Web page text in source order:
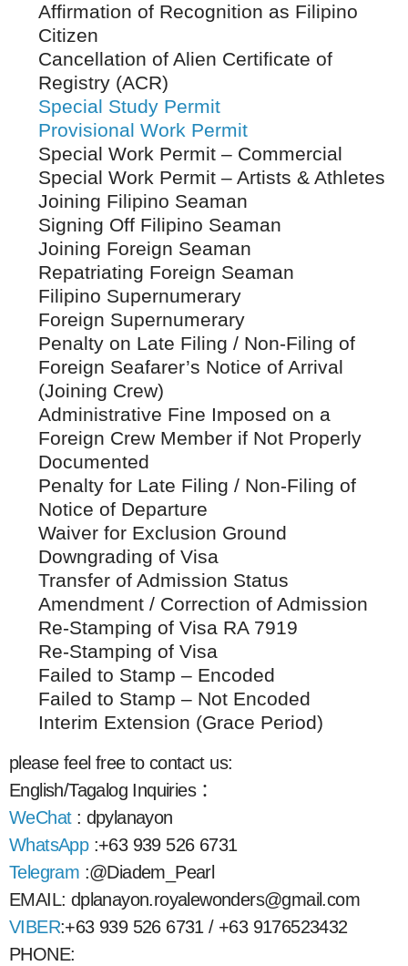
Affirmation of Recognition as Filipino
Citizen
Cancellation of Alien Certificate of
Registry (ACR)
Special Study Permit
Provisional Work Permit
Special Work Permit – Commercial
Special Work Permit – Artists & Athletes
Joining Filipino Seaman
Signing Off Filipino Seaman
Joining Foreign Seaman
Repatriating Foreign Seaman
Filipino Supernumerary
Foreign Supernumerary
Penalty on Late Filing / Non-Filing of
Foreign Seafarer’s Notice of Arrival
(Joining Crew)
Administrative Fine Imposed on a
Foreign Crew Member if Not Properly
Documented
Penalty for Late Filing / Non-Filing of
Notice of Departure
Waiver for Exclusion Ground
Downgrading of Visa
Transfer of Admission Status
Amendment / Correction of Admission
Re-Stamping of Visa RA 7919
Re-Stamping of Visa
Failed to Stamp – Encoded
Failed to Stamp – Not Encoded
Interim Extension (Grace Period)
please feel free to contact us:
English/Tagalog Inquiries ：
WeChat: dpylanayon
WhatsApp:+63 939 526 6731
Telegram :@Diadem_Pearl
EMAIL: dplanayon.royalewonders@gmail.com
VIBER:+63 939 526 6731 / +63 9176523432
PHONE: